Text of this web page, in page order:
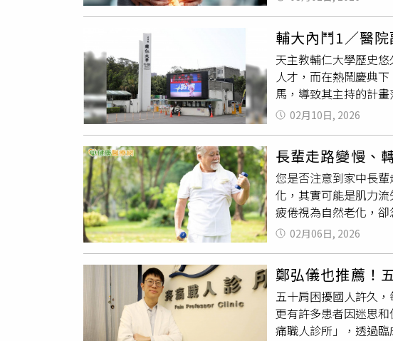
林易沄表示，歌曲換
Kirakira」段落讓她舌
的作品，向粉絲展現
實為急性椎間盤突出
事」，疼痛是某天無
相關的比例，僅佔極
就像輪胎行駛數萬公
究進一步發現，無論
作」與「搬重物受傷
於「到底是哪個動作
助於減輕脊椎負擔，
群、保持規律活動，
查，樣本數為154人，
屬自發性，沒有單一
健康管理，了解椎間
輔大內鬥1／醫
天主教輔仁大學歷史
人才，而在熱鬧慶典
馬，導致其主持的計
回應，相關指控並非
振於2024年2月1日
兩邊人馬總在暗暗較
用，當中100萬分為4
算。輔大醫院前副院
MOU，由校長藍易振
劉宏輝曾任職於台大
醫界人脈廣闊，與筑
任行政副校長賴政南
（DCB）簽署了五方
再生醫療領域走進新
成7人團隊，2025年7
提供）同年7月，劉宏
日，就在團隊於筑波
02月10日, 2026
長輩走路變慢、
您是否注意到家中長
化，其實可能是肌力
疲倦視為自然老化，
低形成惡性循環，加
成因多元，包括年齡
顯。肌肉不足還可能
心臟病，影響會更明
此，及早察覺肌肉變
法 自我檢測肌肉量是
路是否容易疲倦、外
02月06日, 2026
鄭弘儀也推薦！
五十肩困擾國人許久
更有許多患者因迷思
痛職人診所」，透過